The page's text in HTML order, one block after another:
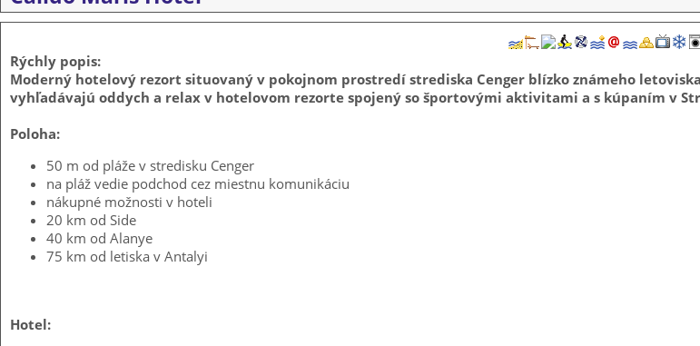
Rýchly popis:
Moderný hotelový rezort situovaný v pokojnom prostredí strediska Cenger blízko známeho
vyhľadávajú oddych a relax v hotelovom rezorte spojený so športovými aktivitami a s kúpaním v
Poloha:
50 m od pláže v stredisku Cenger
na pláž vedie podchod cez miestnu komunikáciu
nákupné možnosti v hoteli
20 km od Side
40 km od Alanye
75 km od letiska v Antalyi
Hotel: